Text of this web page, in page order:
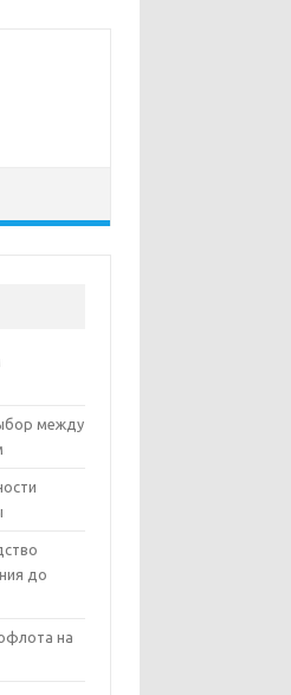
между
до
на